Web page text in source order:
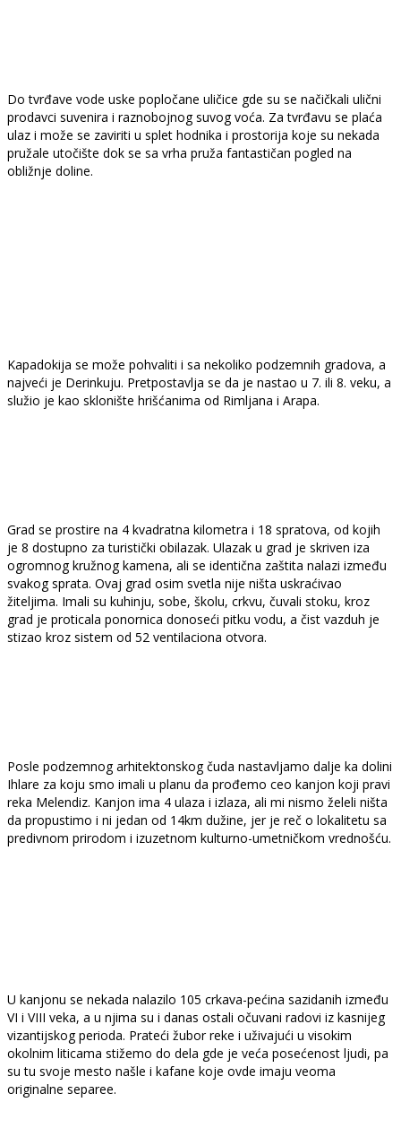
Do tvrđave vode uske popločane uličice gde su se načičkali ulični
prodavci suvenira i raznobojnog suvog voća. Za tvrđavu se plaća
ulaz i može se zaviriti u splet hodnika i prostorija koje su nekada
pružale utočište dok se sa vrha pruža fantastičan pogled na
obližnje doline.
Kapadokija se može pohvaliti i sa nekoliko podzemnih gradova, a
najveći je Derinkuju. Pretpostavlja se da je nastao u 7. ili 8. veku, a
služio je kao sklonište hrišćanima od Rimljana i Arapa.
Grad se prostire na 4 kvadratna kilometra i 18 spratova, od kojih
je 8 dostupno za turistički obilazak. Ulazak u grad je skriven iza
ogromnog kružnog kamena, ali se identična zaštita nalazi između
svakog sprata. Ovaj grad osim svetla nije ništa uskraćivao
žiteljima. Imali su kuhinju, sobe, školu, crkvu, čuvali stoku, kroz
grad je proticala ponornica donoseći pitku vodu, a čist vazduh je
stizao kroz sistem od 52 ventilaciona otvora.
Posle podzemnog arhitektonskog čuda nastavljamo dalje ka dolini
Ihlare za koju smo imali u planu da prođemo ceo kanjon koji pravi
reka Melendiz. Kanjon ima 4 ulaza i izlaza, ali mi nismo želeli ništa
da propustimo i ni jedan od 14km dužine, jer je reč o lokalitetu sa
predivnom prirodom i izuzetnom kulturno-umetničkom vrednošću.
U kanjonu se nekada nalazilo 105 crkava-pećina sazidanih između
VI i VIII veka, a u njima su i danas ostali očuvani radovi iz kasnijeg
vizantijskog perioda. Prateći žubor reke i uživajući u visokim
okolnim liticama stižemo do dela gde je veća posećenost ljudi, pa
su tu svoje mesto našle i kafane koje ovde imaju veoma
originalne separee.